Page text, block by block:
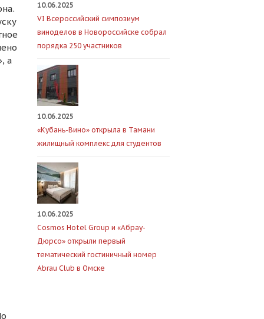
а
10.06.2025
VI Всероссийский симпозиум
виноделов в Новороссийске собрал
порядка 250 участников
10.06.2025
«Кубань-Вино» открыла в Тамани
жилищный комплекс для студентов
10.06.2025
Cosmos Hotel Group и «Абрау-
Дюрсо» открыли первый
тематический гостиничный номер
Abrau Club в Омске